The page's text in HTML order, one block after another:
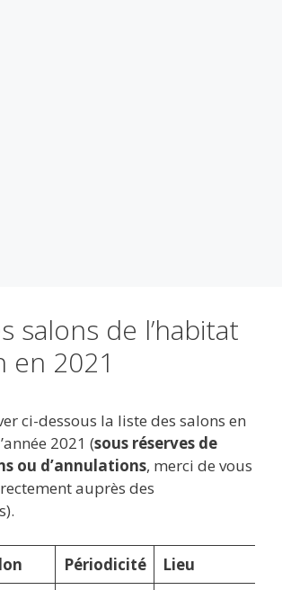
salons de l’habitat
en 2021
ci-dessous la liste des salons en
2021 (sous réserves de
ou d’annulations, merci de vous
auprès des
Périodicité
Lieu